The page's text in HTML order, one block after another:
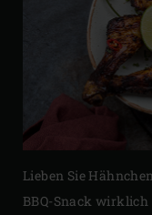
Lieben Sie
BBQ-Snack